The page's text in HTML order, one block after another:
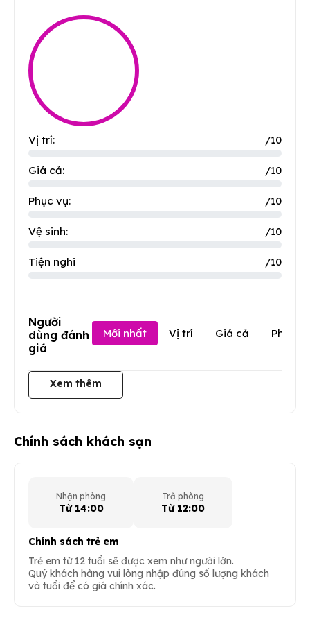
Vị trí: /10
Giá cả: /10
Phục vụ: /10
Vệ sinh: /10
Tiện nghi /10
Người
dùng đánh
giá
Mới nhất Vị trí Giá cả Phục
Xem thêm
Chính sách khách sạn
Nhận phòng
Từ 14:00
Trả phòng
Từ 12:00
Chính sách trẻ em
Trẻ em từ 12 tuổi sẽ được xem như người lớn.
Quý khách hàng vui lòng nhập đúng số lượng khách
và tuổi để có giá chính xác.